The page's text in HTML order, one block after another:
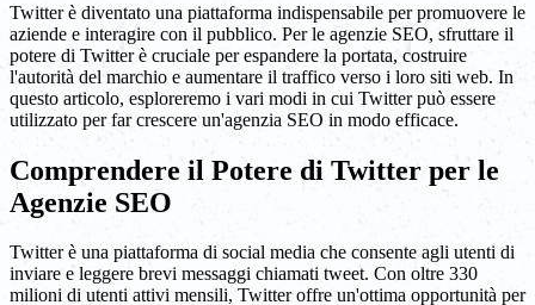
Twitter è diventato una piattaforma indispensabile per promuovere le
aziende e interagire con il pubblico. Per le agenzie SEO, sfruttare il
potere di Twitter è cruciale per espandere la portata, costruire
l'autorità del marchio e aumentare il traffico verso i loro siti web. In
questo articolo, esploreremo i vari modi in cui Twitter può essere
utilizzato per far crescere un'agenzia SEO in modo efficace.
Comprendere il Potere di Twitter per le
Agenzie SEO
Twitter è una piattaforma di social media che consente agli utenti di
inviare e leggere brevi messaggi chiamati tweet. Con oltre 330
milioni di utenti attivi mensili, Twitter offre un'ottima opportunità per